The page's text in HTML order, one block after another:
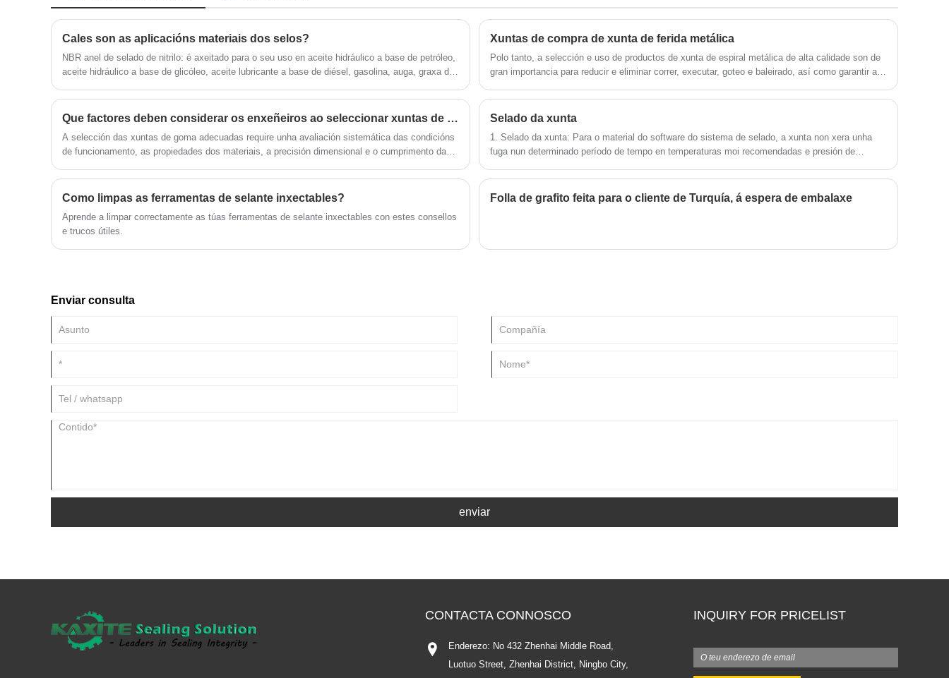
Cales son as aplicacións materiais dos selos?
NBR anel de selado de nitrilo: é axeitado para o seu uso en aceite hidráulico a base de petróleo,
aceite hidráulico a base de glicóleo, aceite lubricante a base de diésel, gasolina, auga, graxa de
Xuntas de compra de xunta de ferida metálica
Polo tanto, a selección e uso de productos de xunta de espiral metálica de alta calidade son de
gran importancia para reducir e eliminar correr, executar, goteo e baleirado, así como garantir a
Que factores deben considerar os enxeñeiros ao seleccionar xuntas de goma?
A selección das xuntas de goma adecuadas require unha avaliación sistemática das condicións
de funcionamento, as propiedades dos materiais, a precisión dimensional e o cumprimento das
Selado da xunta
1. Selado da xunta: Para o material do software do sistema de selado, a xunta non xera unha
fuga nun determinado período de tempo en temperaturas moi recomendadas e presión de
Como limpas as ferramentas de selante inxectables?
Aprende a limpar correctamente as túas ferramentas de selante inxectables con estes consellos
e trucos útiles.
Folla de grafito feita para o cliente de Turquía, á espera de embalaxe
Enviar consulta
enviar
INQUIRY FOR PRICELIST
CONTACTA CONNOSCO
Enderezo: No 432 Zhenhai Middle Road,
Luotuo Street, Zhenhai District, Ningbo City,